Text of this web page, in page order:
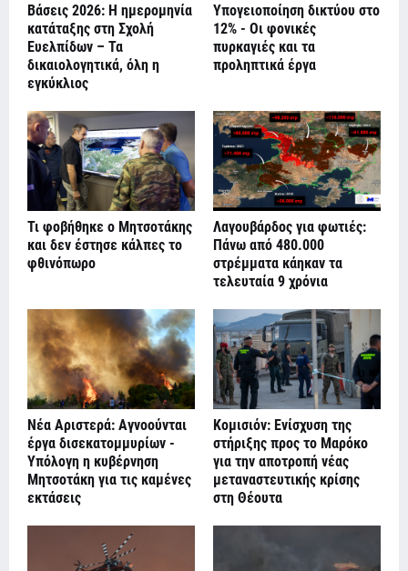
Βάσεις 2026: Η ημερομηνία
κατάταξης στη Σχολή
Ευελπίδων – Τα
δικαιολογητικά, όλη η
εγκύκλιος
Υπογειοποίηση δικτύου στο
12% - Οι φονικές
πυρκαγιές και τα
προληπτικά έργα
Τι φοβήθηκε ο Μητσοτάκης
και δεν έστησε κάλπες το
φθινόπωρο
Λαγουβάρδος για φωτιές:
Πάνω από 480.000
στρέμματα κάηκαν τα
τελευταία 9 χρόνια
Νέα Αριστερά: Αγνοούνται
έργα δισεκατομμυρίων -
Υπόλογη η κυβέρνηση
Μητσοτάκη για τις καμένες
εκτάσεις
Κομισιόν: Ενίσχυση της
στήριξης προς το Μαρόκο
για την αποτροπή νέας
μεταναστευτικής κρίσης
στη Θέουτα